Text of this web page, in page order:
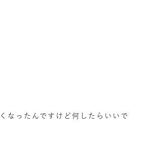
なったんですけど何したらいいで